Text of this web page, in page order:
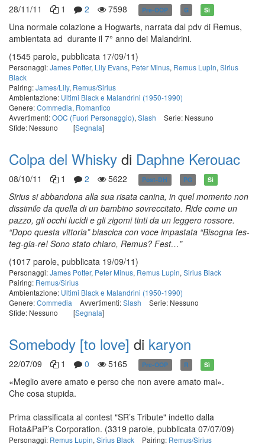
28/11/11 1 2 7598 Pre-OOP G Sì
Una normale colazione a Hogwarts, narrata dal pdv di Remus,
ambientata ad durante il 7° anno dei Malandrini.
(1545 parole, pubblicata 17/09/11)
Personaggi:James Potter, Lily Evans, Peter Minus, Remus Lupin, Sirius
Black
Pairing:James/Lily, Remus/Sirius
Ambientazione: Ultimi Black e Malandrini (1950-1990)
Genere:Commedia, Romantico
Avvertimenti:OOC (Fuori Personaggio), Slash
Serie: Nessuno
Sfide: Nessuno
[Segnala]
Colpa del Whisky di Daphne Kerouac
08/10/11 1 2 5622 Post-DH PG Sì
Sirius si abbandona alla sua risata canina, in quel momento non
dissimile da quella di un bambino sovreccitato. Ride come un
pazzo, gli occhi lucidi e gli zigomi tinti da un leggero rossore.
“Dopo questa vittoria” biascica con voce impastata “Bisogna fes-
teg-gia-re! Sono stato chiaro, Remus? Fest…”
(1017 parole, pubblicata 19/09/11)
Personaggi:James Potter, Peter Minus, Remus Lupin, Sirius Black
Pairing: Remus/Sirius
Ambientazione: Ultimi Black e Malandrini (1950-1990)
Genere:Commedia Avvertimenti:Slash
Serie: Nessuno
Sfide: Nessuno
[Segnala]
Somebody [to love] di karyon
22/07/09 1 0 5165 Pre-OOP R Sì
«Meglio avere amato e perso che non avere amato mai».
Che cosa stupida.
Prima classificata al contest "SR’s Tribute" indetto dalla
Rota&PaP’s Corporation. (3319 parole, pubblicata 07/07/09)
Personaggi: Remus Lupin, Sirius Black Pairing: Remus/Sirius